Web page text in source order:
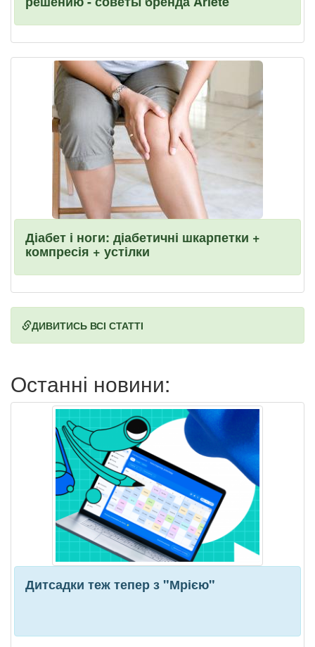
Діабет і ноги: діабетичні шкарпетки +
компресія + устілки
ДИВИТИСЬ ВСІ СТАТТІ
Останні новини:
Дитсадки теж тепер з "Мрією"